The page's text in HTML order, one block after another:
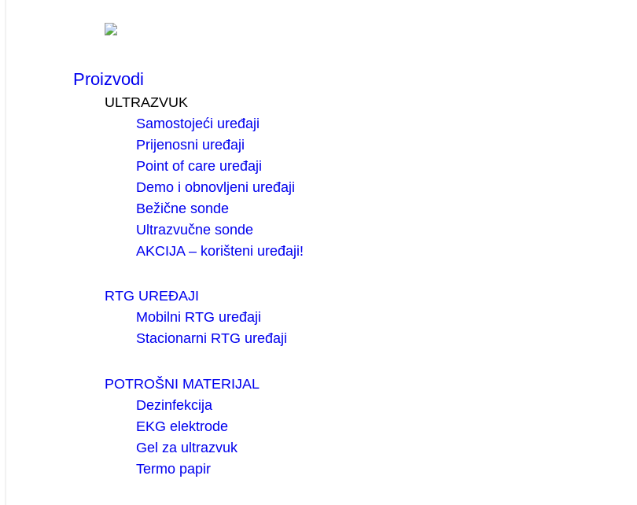
Proizvodi
ULTRAZVUK
Samostojeći uređaji
Prijenosni uređaji
Point of care uređaji
Demo i obnovljeni uređaji
Bežične sonde
Ultrazvučne sonde
AKCIJA – korišteni uređaji!
RTG UREĐAJI
Mobilni RTG uređaji
Stacionarni RTG uređaji
POTROŠNI MATERIJAL
Dezinfekcija
EKG elektrode
Gel za ultrazvuk
Termo papir